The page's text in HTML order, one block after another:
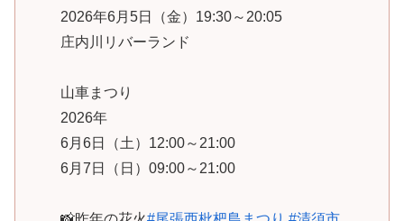
2026年6月5日（金）19:30～20:05
庄内川リバーランド
山車まつり
2026年
6月6日（土）12:00～21:00
6月7日（日）09:00～21:00